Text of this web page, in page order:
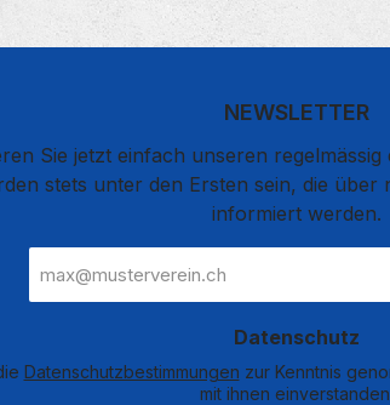
NEWSLETTER
Sie jetzt einfach unseren
stets unter den Ersten sein, die
informiert werden.
Mail-
Adresse
Datenschutz
Datenschutzbestimmungen zur Kenntnis
mit ihnen